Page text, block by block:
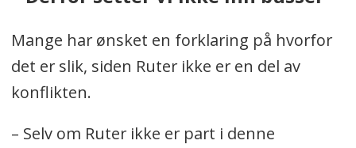
Mange har ønsket en forklaring på hvorfor
det er slik, siden Ruter ikke er en del av
konflikten.
– Selv om Ruter ikke er part i denne